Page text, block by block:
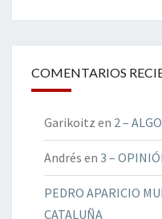
COMENTARIOS
Garikoitz en 2 –
Andrés en 3 –
PEDRO APARICIO
CATALUÑA